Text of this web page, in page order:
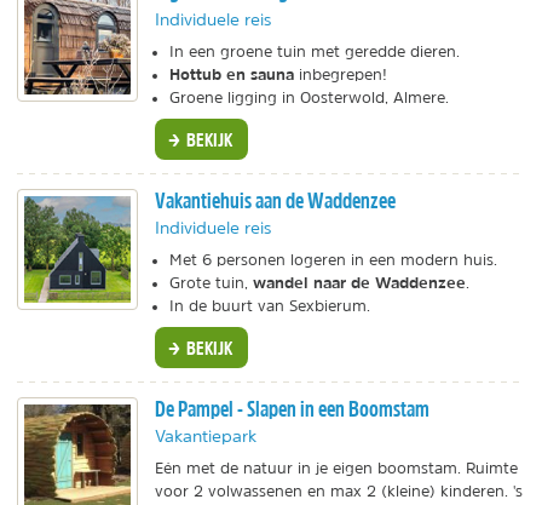
Individuele reis
In een groene tuin met geredde dieren.
Hottub en sauna inbegrepen!
Groene ligging in Oosterwold, Almere.
BEKIJK
Vakantiehuis aan de Waddenzee
Individuele reis
Met 6 personen logeren in een modern huis.
Grote tuin, wandel naar de Waddenzee
In de buurt van Sexbierum.
BEKIJK
De Pampel - Slapen in een Boomstam
Vakantiepark
Eén met de natuur in je eigen boomstam. Ruimte
voor 2 volwassenen en max 2 (kleine) kinderen. 's